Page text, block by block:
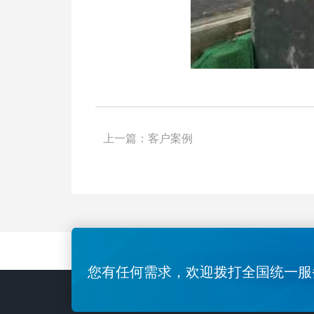
上一篇： 客户案例
您有任何需求，欢迎拨打全国统一